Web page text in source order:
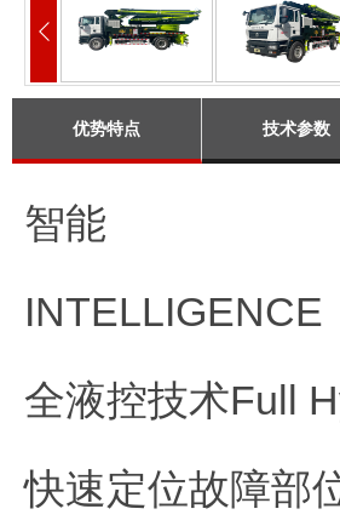
优势特点 技术参数
智能
INTELLIGENCE
全液控技术Full
快速定位故障部